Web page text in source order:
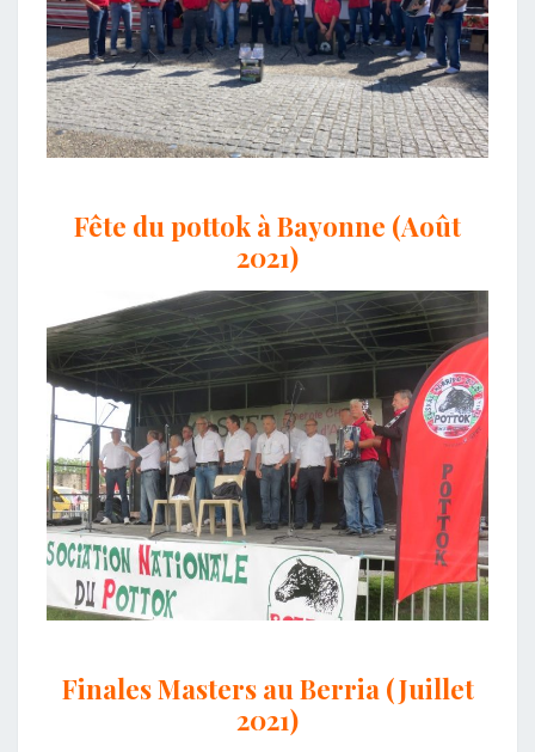
Fête du pottok à Bayonne (Août
2021)
Finales Masters au Berria (Juillet
2021)